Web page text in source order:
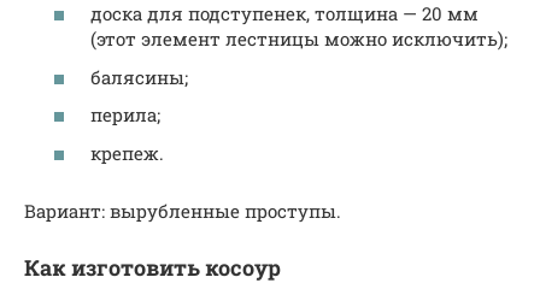
доска для подступенек, толщина — 20 мм
(этот элемент лестницы можно исключить);
балясины;
перила;
крепеж.
Вариант: вырубленные проступы.
Как изготовить косоур